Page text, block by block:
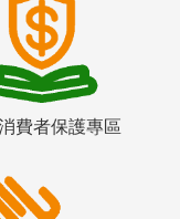
費者保護專區